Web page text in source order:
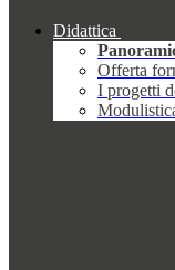
Didattica
Offerta
I progetti